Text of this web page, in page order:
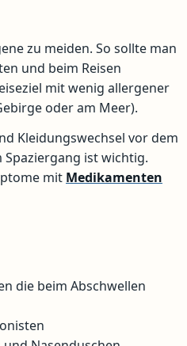
zu meiden. So sollte man
und beim Reisen
mit wenig allergener
oder am Meer).
Kleidungswechsel vor dem
Spaziergang ist wichtig.
mit Medikamenten
die beim Abschwellen